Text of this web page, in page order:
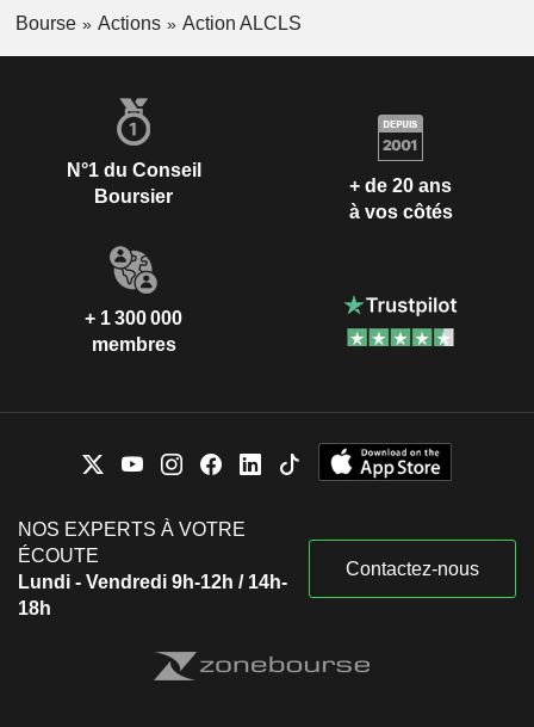
Bourse Actions Action ALCLS
N°1 du Conseil
Boursier
+ de 20 ans
à vos côtés
+ 1 300 000
membres
NOS EXPERTS À VOTRE
ÉCOUTE
Lundi - Vendredi 9h-12h / 14h-
18h
Contactez-nous